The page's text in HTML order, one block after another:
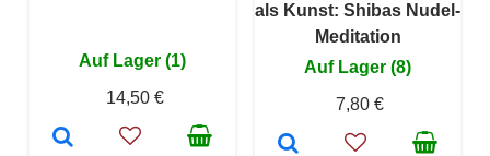
Auf Lager (1)
14,50 €
als Kunst: Shibas Nudel-
Meditation
Auf Lager (8)
7,80 €